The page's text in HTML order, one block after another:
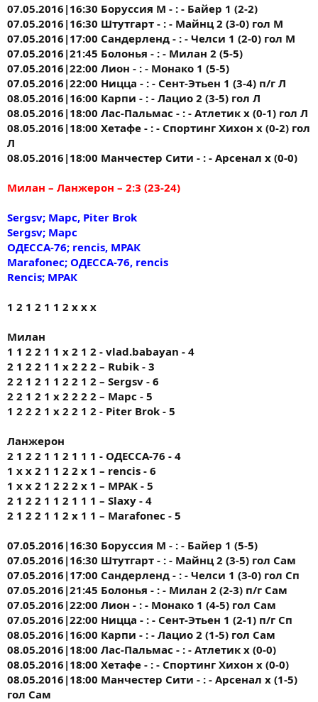
07.05.2016|16:30 Боруссия М - : - Байер 1 (2-2)
07.05.2016|16:30 Штутгарт - : - Майнц 2 (3-0) гол М
07.05.2016|17:00 Сандерленд - : - Челси 1 (2-0) гол М
07.05.2016|21:45 Болонья - : - Милан 2 (5-5)
07.05.2016|22:00 Лион - : - Монако 1 (5-5)
07.05.2016|22:00 Ницца - : - Сент-Этьен 1 (3-4) п/г Л
08.05.2016|16:00 Карпи - : - Лацио 2 (3-5) гол Л
08.05.2016|18:00 Лас-Пальмас - : - Атлетик х (0-1) гол Л
08.05.2016|18:00 Хетафе - : - Спортинг Хихон х (0-2) гол
Л
08.05.2016|18:00 Манчестер Сити - : - Арсенал х (0-0)
Милан – Ланжерон – 2:3 (23-24)
Sergsv; Марс, Piter Brok
Sergsv; Марс
ОДЕССА-76; rencis, МРАК
Marafonec; ОДЕССА-76, rencis
Rencis; МРАК
1 2 1 2 1 1 2 х х х
Милан
1 1 2 2 1 1 х 2 1 2 - vlad.babayan - 4
2 1 2 2 1 1 х 2 2 2 – Rubik - 3
2 2 1 2 1 1 2 2 1 2 – Sergsv - 6
2 2 1 2 1 х 2 2 2 2 – Марс - 5
1 2 2 2 1 x 2 2 1 2 - Piter Brok - 5
Ланжерон
2 1 2 2 1 1 2 1 1 1 - ОДЕССА-76 - 4
1 x x 2 1 1 2 2 x 1 – rencis - 6
1 х х 2 1 2 2 2 х 1 – МРАК - 5
2 1 2 2 1 1 2 1 1 1 – Slaxy - 4
2 1 2 2 1 1 2 х 1 1 – Marafonec - 5
07.05.2016|16:30 Боруссия М - : - Байер 1 (5-5)
07.05.2016|16:30 Штутгарт - : - Майнц 2 (3-5) гол Сам
07.05.2016|17:00 Сандерленд - : - Челси 1 (3-0) гол Сп
07.05.2016|21:45 Болонья - : - Милан 2 (2-3) п/г Сам
07.05.2016|22:00 Лион - : - Монако 1 (4-5) гол Сам
07.05.2016|22:00 Ницца - : - Сент-Этьен 1 (2-1) п/г Сп
08.05.2016|16:00 Карпи - : - Лацио 2 (1-5) гол Сам
08.05.2016|18:00 Лас-Пальмас - : - Атлетик х (0-0)
08.05.2016|18:00 Хетафе - : - Спортинг Хихон х (0-0)
08.05.2016|18:00 Манчестер Сити - : - Арсенал х (1-5)
гол Сам